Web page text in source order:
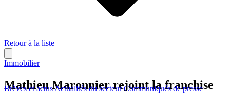
Brèves et actusActualités du secteurCommuniqués de presse
Retour à la liste
Immobilier
Mathieu Maronnier rejoint la franchise